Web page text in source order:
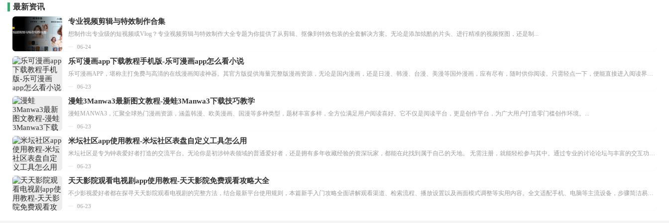
最新资讯
专业视频剪辑与特效制作合集
想制作出专业级的短视频或Vlog？专业视频剪辑与特效制作大全专题为你提供了从剪辑、抠像到特效包装的全套解决方案。无论是添加炫酷的片头、进行精准的视频抠图，还是制...
06-24
乐可漫画app下载教程手机版-乐可漫画app怎么看小说
乐可漫画APP，堪称主打免费与高清的在线漫画阅读神器。其官方版提供海量完整版漫画资源，无论是国内漫画，还是日漫、韩漫、台漫、美漫等国外漫画，应有尽有，随时供你阅读。只需轻点一下，便能直接进入阅读界面。不仅如此，乐可漫画最新版本更新速度极快，在这里，你总能抢先看到全网一手漫画章节内容！...
06-23
漫蛙3Manwa3最新图文教程-漫蛙3Manwa3下载技巧教学
漫蛙MANWA3，汇聚全球热门漫画资源，涵盖韩漫、欧美漫画、国漫等多种类型，题材丰富多样，全方位满足用户阅读喜好。它不仅是阅读平台，更是创作平台，为广大用户打造零门槛创作环境。...
06-23
米坛社区app使用教程-米坛社区表盘自定义工具怎么用
米坛社区是专为钟表爱好者打造的交流平台。无论你是初涉钟表领域的普通爱好者，还是拥有多年收藏经验的资深玩家，都能在此找到属于自己的天地。 无需注册，就能轻松参与其中。通过专业的讨论论坛与丰富的交互功能，你可与世界各地的钟表爱好者畅快交流。若你钟情于钟表，米坛社区无疑是值得一试的理想之选。在这里，你能获取最新的手表资讯，交流见解，提升鉴赏品味，让每一块手表都成为收藏故事中重要的一部分。感兴趣的朋友，不要错过下载机会。...
06-23
天天影院观看电视剧app使用教程-天天影院免费观看攻略大全
不少影视爱好者都在探寻天天影院观看电视剧的完整方法，结合最新平台使用规则，本篇新手入门攻略全面讲解观看渠道、检索流程、播放设置以及画面模式调整等实用内容。全文适配手机、电脑等主流设备，步骤简洁易懂，无论是初次使用的新手，还是想要优化观影体验的用户，都能参照内容快速上手，熟练掌握平台各项操作技巧，轻松畅享影视内容。...
06-23